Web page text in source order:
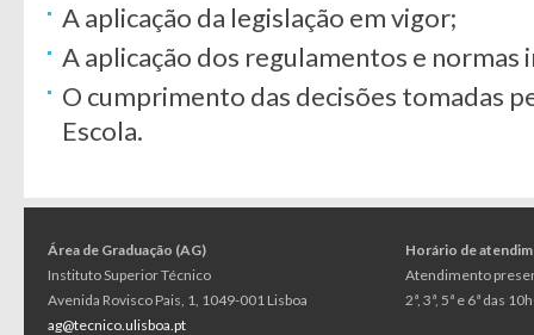
A aplicação da legislação em vigor;
A aplicação dos regulamentos e normas
O cumprimento das decisões tomadas
Escola.
Área de Graduação (AG)
Instituto Superior Técnico
Avenida Rovisco Pais, 1, 1049-001 Lisboa
ag@tecnico.ulisboa.pt
Horário de
Atendimento
2ª, 3ª, 5ª e 6ª das